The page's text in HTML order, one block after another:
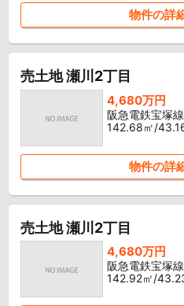
物件の詳
売土地 瀬川2丁目
4,680万円
阪急電鉄宝塚
142.68㎡/
物件の詳
売土地 瀬川2丁目
4,680万円
阪急電鉄宝塚
142.92㎡/